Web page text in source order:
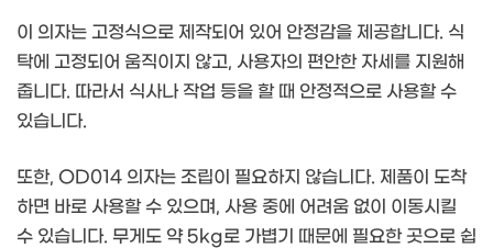
이 의자는 고정식으로 제작되어 있어 안정감을 제공합니다. 식
탁에 고정되어 움직이지 않고, 사용자의 편안한 자세를 지원해
줍니다. 따라서 식사나 작업 등을 할 때 안정적으로 사용할 수
있습니다.
또한, OD014 의자는 조립이 필요하지 않습니다. 제품이 도착
하면 바로 사용할 수 있으며, 사용 중에 어려움 없이 이동시킬
수 있습니다. 무게도 약 5kg로 가볍기 때문에 필요한 곳으로 쉽